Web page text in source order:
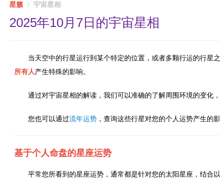
星籁 宇宙星相
2025年10月7日的宇宙星相
当天空中的行星运行到某个特定的位置，或者多颗行运的行星
所有人产生特殊的影响。
通过对宇宙星相的解读，我们可以准确的了解周围环境的变化
您也可以通过流年运势 ，查询这些行星对您的个人运势产生的
基于个人命盘的星座运势
平常您所看到的星座运势，通常都是针对您的太阳星座，结合